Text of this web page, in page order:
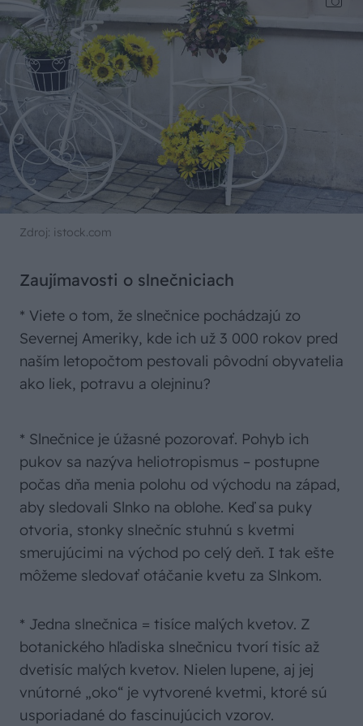
Zdroj: istock.com
Zaujímavosti o slnečniciach
* Viete o tom, že slnečnice pochádzajú zo
Severnej Ameriky, kde ich už 3 000 rokov pred
naším letopočtom pestovali pôvodní obyvatelia
ako liek, potravu a olejninu?
* Slnečnice je úžasné pozorovať. Pohyb ich
pukov sa nazýva heliotropismus – postupne
počas dňa menia polohu od východu na západ,
aby sledovali Slnko na oblohe. Keď sa puky
otvoria, stonky slnečníc stuhnú s kvetmi
smerujúcimi na východ po celý deň. I tak ešte
môžeme sledovať otáčanie kvetu za Slnkom.
* Jedna slnečnica = tisíce malých kvetov. Z
botanického hľadiska slnečnicu tvorí tisíc až
dvetisíc malých kvetov. Nielen lupene, aj jej
vnútorné „oko“ je vytvorené kvetmi, ktoré sú
usporiadané do fascinujúcich vzorov.